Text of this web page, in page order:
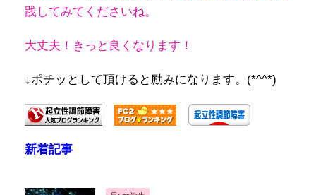
践してみてくださいね。
大丈夫！きっと良くなります！
↓ポチッとして頂けると励みになります。(*^^*)
新着記事